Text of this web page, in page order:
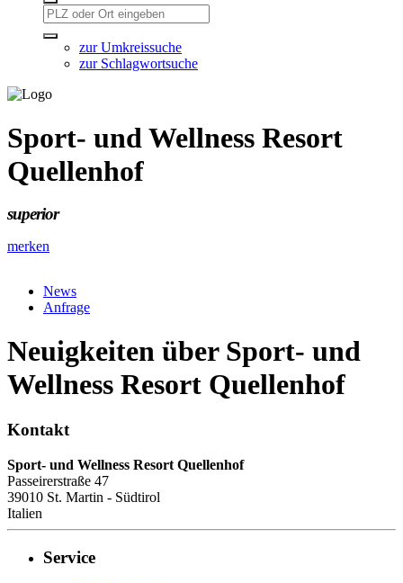
zur Umkreissuche
zur Schlagwortsuche
Sport- und Wellness Resort
Quellenhof
superior
merken
News
Anfrage
Neuigkeiten über Sport- und
Wellness Resort Quellenhof
Kontakt
Sport- und Wellness Resort Quellenhof
Passeirerstraße 47
39010 St. Martin - Südtirol
Italien
Service